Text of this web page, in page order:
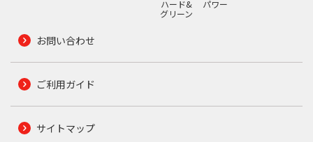
ハード&
グリーン
パワー
お問い合わせ
ご利用ガイド
サイトマップ